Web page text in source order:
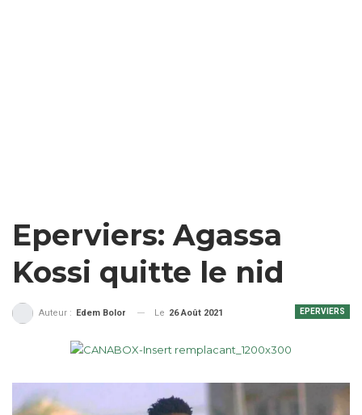
Eperviers: Agassa
Kossi quitte le nid
EPERVIERS
Auteur : Edem Bolor Le 26 Août 2021